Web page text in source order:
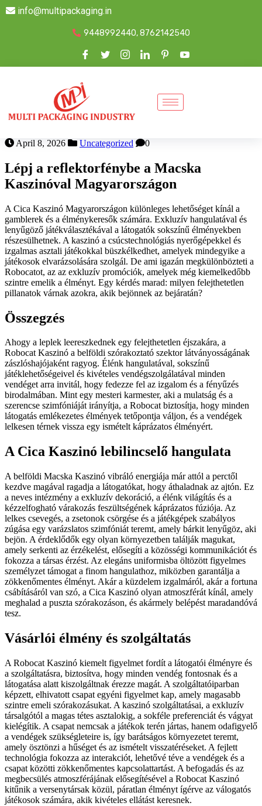
info@multipackaging.in
9448992440, 8762142540
April 8, 2026 Uncategorized 0
Lépj a reflektorfénybe a Macska
Kaszinóval Magyarországon
A Cica Kaszinó Magyarországon különleges lehetőséget kínál a
gamblerek és a élménykeresők számára. Exkluzív hangulatával és
lenyűgöző játékválasztékával a látogatók sokszínű élményekben
részesülhetnek. A kaszinó a csúcstechnológiás nyerőgépekkel és
izgalmas asztali játékokkal büszkélkedhet, amelyek mindegyike a
játékosok elvarázsolására szolgál. De ami igazán megkülönbözteti a
Robocatot, az az exkluzív promóciók, amelyek még kiemelkedőbb
szintre emelik a élményt. Egy kérdés marad: milyen felejthetetlen
pillanatok várnak azokra, akik bejönnek az bejáratán?
Összegzés
Ahogy a leplek leereszkednek egy felejthetetlen éjszakára, a
Robocat Kaszinó a belföldi szórakoztató szektor látványosságának
zászlóshajójaként ragyog. Élénk hangulatával, sokszínű
játéklehetőségeivel és kivételes vendégszolgálatával minden
vendéget arra invitál, hogy fedezze fel az izgalom és a fényűzés
birodalmában. Mint egy mesteri karmester, aki a mulatság és a
szerencse szimfóniáját irányítja, a Robocat biztosítja, hogy minden
látogatás emlékezetes élmények tetőpontja váljon, és a vendégek
lelkesen térnek vissza egy ismételt káprázatos élményért.
A Cica Kaszinó lebilincselő hangulata
A belföldi Macska Kaszinó vibráló energiája már attól a perctől
kezdve magával ragadja a látogatókat, hogy áthaladnak az ajtón. Ez
a neves intézmény a exkluzív dekoráció, a élénk világítás és a
kézzelfogható várakozás feszültségének káprázatos fúziója. Az
lelkes csevegés, a zsetonok csörgése és a játékgépek szabályos
zúgása egy varázslatos szimfóniát teremt, amely bárkit lenyűgöz, aki
bejön. A érdeklődők egy olyan környezetben találják magukat,
amely serkenti az érzékelést, elősegíti a közösségi kommunikációt és
fokozza a társas érzést. Az elegáns uniformisba öltözött figyelmes
személyzet támogat a finom hangulathoz, miközben garantálja a
zökkenőmentes élményt. Akár a küzdelem izgalmáról, akár a fortuna
csábításáról van szó, a Cica Kaszinó olyan atmoszférát kínál, amely
meghalad a puszta szórakozáson, és akármely belépést maradandóvá
tesz.
Vásárlói élmény és szolgáltatás
A Robocat Kaszinó kiemelt figyelmet fordít a látogatói élményre és
a szolgáltatásra, biztosítva, hogy minden vendég fontosnak és a
látogatása alatt kiszolgáltnak érezze magát. A szolgáltatóiparban
képzett, elhivatott csapat egyéni figyelmet kap, amely magasabb
szintre emeli szórakozásukat. A kaszinó szolgáltatásai, a exkluzív
társalgótól a magas tétes asztalokig, a sokféle preferenciát és vágyat
kielégítik. A csapat nemcsak a játékok terén jártas, hanem odafigyelő
a vendégek szükségleteire is, így barátságos környezetet teremt,
amely ösztönzi a hűséget és az ismételt visszatéréseket. A fejlett
technológia fokozza az interakciót, lehetővé téve a vendégek és a
csapat közötti zökkenőmentes kapcsolattartást. A befogadás és az
megbecsülés atmoszférájának elősegítésével a Robocat Kaszinó
kitűnik a versenytársak közül, páratlan élményt ígérve az válogatós
játékosok számára, akik kivételes ellátást keresnek.